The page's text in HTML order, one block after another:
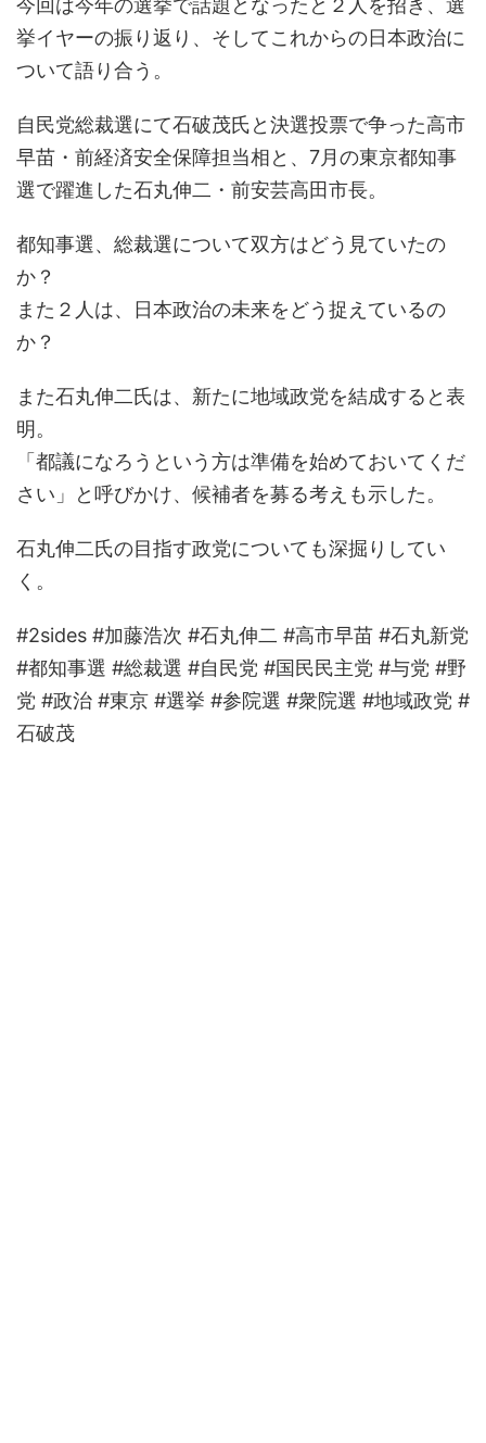
今回は今年の選挙で話題となったと２人を招き、選
挙イヤーの振り返り、そしてこれからの日本政治に
ついて語り合う。
自民党総裁選にて石破茂氏と決選投票で争った高市
早苗・前経済安全保障担当相と、7月の東京都知事
選で躍進した石丸伸二・前安芸高田市長。
都知事選、総裁選について双方はどう見ていたの
か？
また２人は、日本政治の未来をどう捉えているの
か？
また石丸伸二氏は、新たに地域政党を結成すると表
明。
「都議になろうという方は準備を始めておいてくだ
さい」と呼びかけ、候補者を募る考えも示した。
石丸伸二氏の目指す政党についても深掘りしてい
く。
#2sides #加藤浩次 #石丸伸二 #高市早苗 #石丸新党
#都知事選 #総裁選 #自民党 #国民民主党 #与党 #野
党 #政治 #東京 #選挙 #参院選 #衆院選 #地域政党 #
石破茂